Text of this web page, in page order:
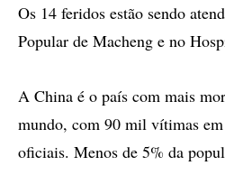
Os 14 feridos estão sendo
Popular de Macheng e no
A China é o país com mais
mundo, com 90 mil vítimas
oficiais. Menos de 5% da